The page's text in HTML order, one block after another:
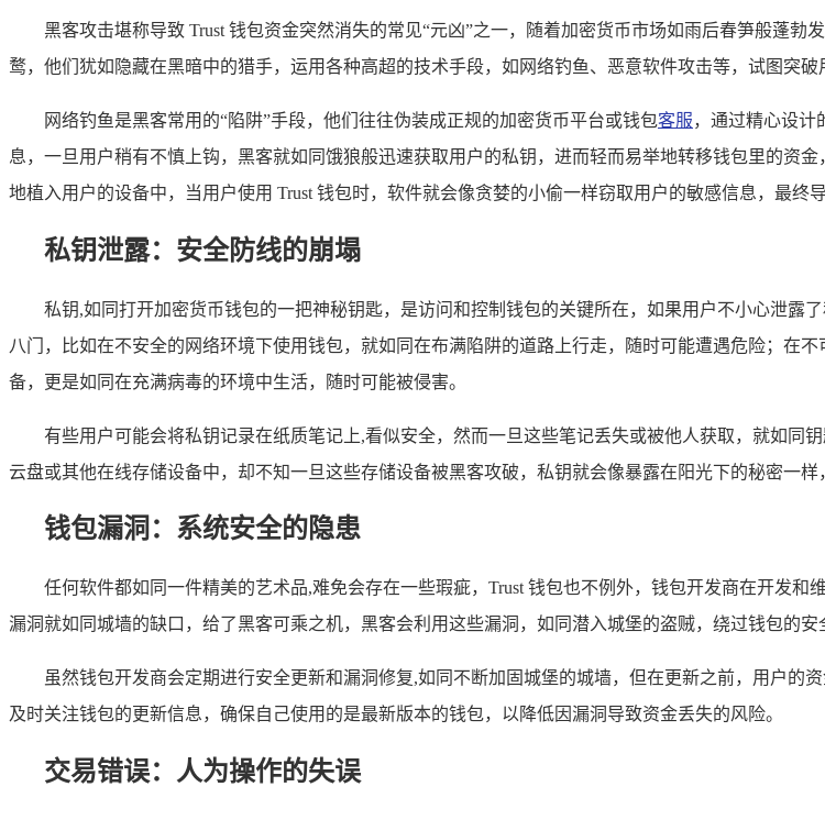
黑客攻击堪称导致 Trust 钱包资金突然消失的常见“元凶”之一，随着加密货币市场如雨后春笋般蓬
鹜，他们犹如隐藏在黑暗中的猎手，运用各种高超的技术手段，如网络钓鱼、恶意软件攻击等，试图突
网络钓鱼是黑客常用的“陷阱”手段，他们往往伪装成正规的加密货币平台或钱包客服，通过精心设计
息，一旦用户稍有不慎上钩，黑客就如同饿狼般迅速获取用户的私钥，进而轻而易举地转移钱包里的资
地植入用户的设备中，当用户使用 Trust 钱包时，软件就会像贪婪的小偷一样窃取用户的敏感信息，最终导
私钥泄露：安全防线的崩塌
私钥,如同打开加密货币钱包的一把神秘钥匙，是访问和控制钱包的关键所在，如果用户不小心泄露
八门，比如在不安全的网络环境下使用钱包，就如同在布满陷阱的道路上行走，随时可能遭遇危险；在
备，更是如同在充满病毒的环境中生活，随时可能被侵害。
有些用户可能会将私钥记录在纸质笔记上,看似安全，然而一旦这些笔记丢失或被他人获取，就如同
云盘或其他在线存储设备中，却不知一旦这些存储设备被黑客攻破，私钥就会像暴露在阳光下的秘密一
钱包漏洞：系统安全的隐患
任何软件都如同一件精美的艺术品,难免会存在一些瑕疵，Trust 钱包也不例外，钱包开发商在开发
漏洞就如同城墙的缺口，给了黑客可乘之机，黑客会利用这些漏洞，如同潜入城堡的盗贼，绕过钱包的安
虽然钱包开发商会定期进行安全更新和漏洞修复,如同不断加固城堡的城墙，但在更新之前，用户的
及时关注钱包的更新信息，确保自己使用的是最新版本的钱包，以降低因漏洞导致资金丢失的风险。
交易错误：人为操作的失误